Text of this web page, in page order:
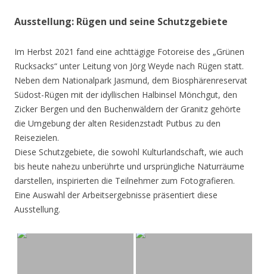
Ausstellung: Rügen und seine Schutzgebiete
Im Herbst 2021 fand eine achttägige Fotoreise des „Grünen
Rucksacks“ unter Leitung von Jörg Weyde nach Rügen statt.
Neben dem Nationalpark Jasmund, dem Biosphärenreservat
Südost-Rügen mit der idyllischen Halbinsel Mönchgut, den
Zicker Bergen und den Buchenwäldern der Granitz gehörte
die Umgebung der alten Residenzstadt Putbus zu den
Reisezielen.
Diese Schutzgebiete, die sowohl Kulturlandschaft, wie auch
bis heute nahezu unberührte und ursprüngliche Naturräume
darstellen, inspirierten die Teilnehmer zum Fotografieren.
Eine Auswahl der Arbeitsergebnisse präsentiert diese
Ausstellung.